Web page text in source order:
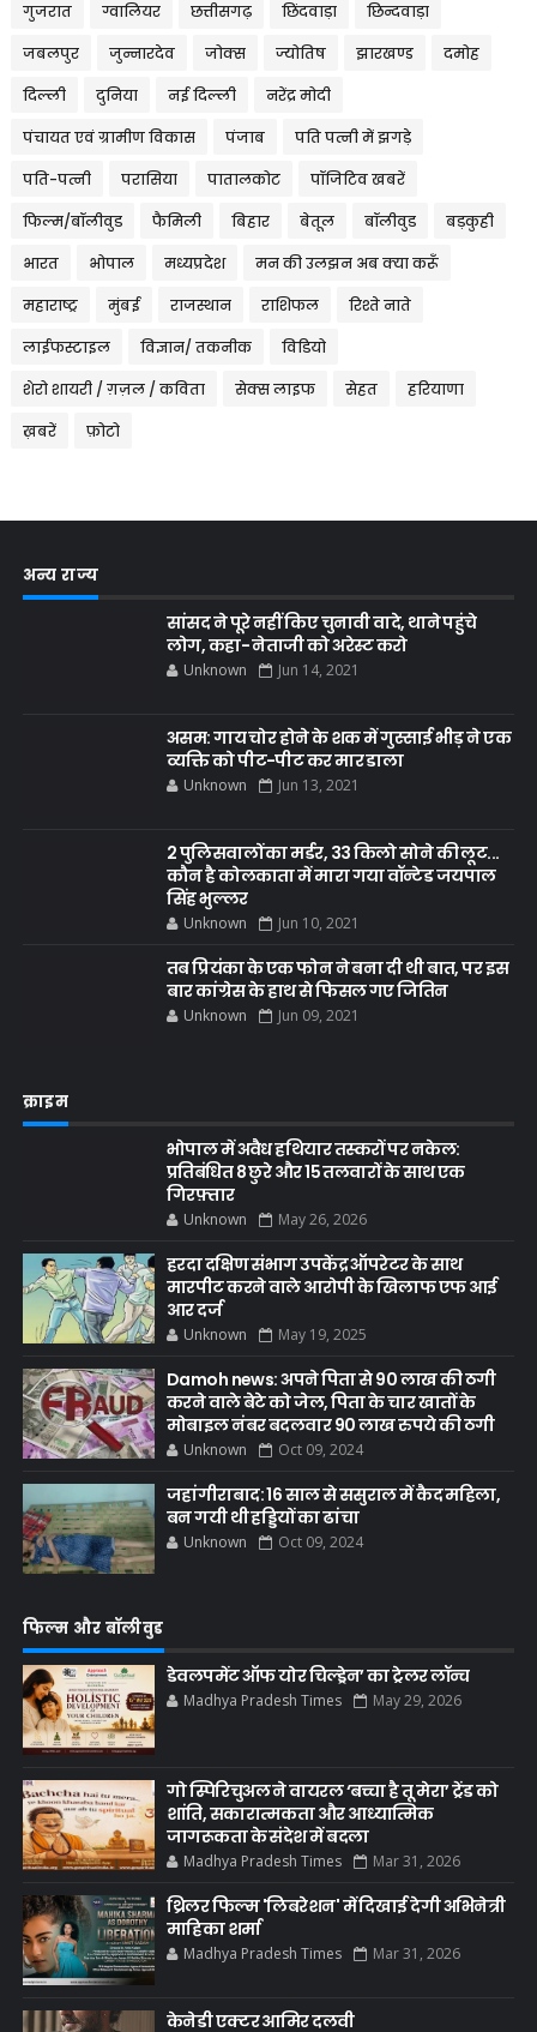
गुजरात ग्वालियर छत्तीसगढ़ छिंदवाड़ा छिन्दवाड़ा
जबलपुर जुन्नारदेव जोक्स ज्योतिष झारखण्ड दमोह
दिल्ली दुनिया नई दिल्ली नरेंद्र मोदी
पंचायत एवं ग्रामीण विकास पंजाब पति पत्नी में झगड़े
पति-पत्नी परासिया पातालकोट पॉजिटिव खबरें
फिल्म/बॉलीवुड फैमिली बिहार बेतूल बॉलीवुड बड़कुही
भारत भोपाल मध्यप्रदेश मन की उलझन अब क्या करूँ
महाराष्ट्र मुंबई राजस्थान राशिफल रिश्ते नाते
लाईफस्टाइल विज्ञान/ तकनीक विडियो
शेरो शायरी / ग़ज़ल / कविता सेक्स लाइफ सेहत हरियाणा
ख़बरें फ़ोटो
अन्य राज्य
सांसद ने पूरे नहीं किए चुनावी वादे, थाने पहुंचे
लोग, कहा- नेताजी को अरेस्ट करो
Unknown Jun 14, 2021
असम: गाय चोर होने के शक में गुस्साई भीड़ ने एक
व्यक्ति को पीट-पीट कर मार डाला
Unknown Jun 13, 2021
2 पुलिसवालों का मर्डर, 33 किलो सोने की लूट...
कौन है कोलकाता में मारा गया वॉन्टेड जयपाल
सिंह भुल्लर
Unknown Jun 10, 2021
तब प्रियंका के एक फोन ने बना दी थी बात, पर इस
बार कांग्रेस के हाथ से फिसल गए जितिन
Unknown Jun 09, 2021
क्राइम
भोपाल में अवैध हथियार तस्करों पर नकेल:
प्रतिबंधित 8 छुरे और 15 तलवारों के साथ एक
गिरफ़्तार
Unknown May 26, 2026
हरदा दक्षिण संभाग उपकेंद्र ऑपरेटर के साथ
मारपीट करने वाले आरोपी के खिलाफ एफ आई
आर दर्ज
Unknown May 19, 2025
Damoh news: अपने पिता से 90 लाख की ठगी
करने वाले बेटे को जेल, पिता के चार खातों के
मोबाइल नंबर बदलवार 90 लाख रुपये की ठगी
Unknown Oct 09, 2024
जहांगीराबाद: 16 साल से ससुराल में कैद महिला,
बन गयी थी हड्डियों का ढांचा
Unknown Oct 09, 2024
फिल्म और बॉलीवुड
डेवलपमेंट ऑफ योर चिल्ड्रेन’ का ट्रेलर लॉन्च
Madhya Pradesh Times May 29, 2026
गो स्पिरिचुअल ने वायरल ‘बच्चा है तू मेरा’ ट्रेंड को
शांति, सकारात्मकता और आध्यात्मिक
जागरूकता के संदेश में बदला
Madhya Pradesh Times Mar 31, 2026
थ्रिलर फिल्म 'लिबरेशन' में दिखाई देगी अभिनेत्री
माहिका शर्मा
Madhya Pradesh Times Mar 31, 2026
केनेडी एक्टर आमिर दलवी